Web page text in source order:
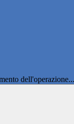
dell'operazione...